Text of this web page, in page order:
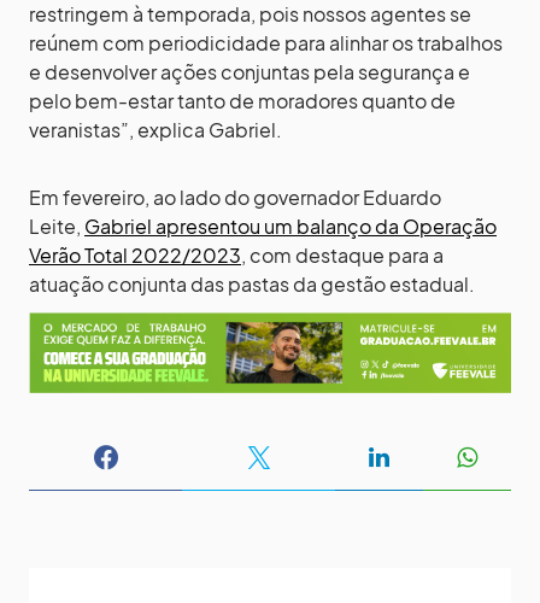
restringem à temporada, pois nossos agentes se
reúnem com periodicidade para alinhar os trabalhos
e desenvolver ações conjuntas pela segurança e
pelo bem-estar tanto de moradores quanto de
veranistas”, explica Gabriel.
Em fevereiro, ao lado do governador Eduardo
Leite, Gabriel apresentou um balanço da Operação
Verão Total 2022/2023, com destaque para a
atuação conjunta das pastas da gestão estadual.